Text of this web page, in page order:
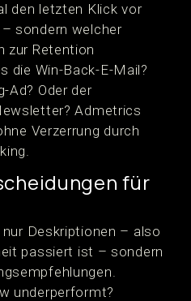
den letzten Klick vor
sondern welcher
zur Retention
die Win-Back-E-Mail?
Ad? Oder der
Admetrics
Verzerrung durch
für
Deskriptionen – also
passiert ist – sondern
underperformt?